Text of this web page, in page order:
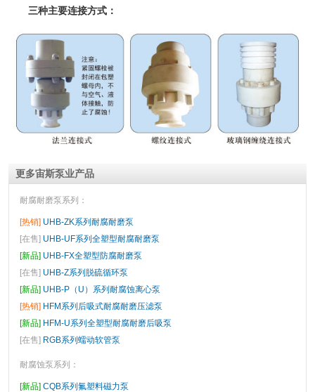
三种主要连接方式：
更多宙斯泵业产品
耐腐耐磨泵系列 ：
[热销] UHB-ZK系列耐腐耐磨泵
[在售] UHB-UF系列全塑型耐腐耐磨泵
[新品] UHB-FX全塑型防腐耐磨泵
[在售] UHB-Z系列脱硫循环泵
[新品] UHB-P（U）系列耐腐蚀离心泵
[热销] HFM系列后吸式耐腐耐磨压滤泵
[新品] HFM-U系列全塑型耐腐耐磨后吸泵
[在售] RGB系列蠕动软管泵
耐腐蚀泵系列 ：
[新品] CQB系列氟塑料磁力泵